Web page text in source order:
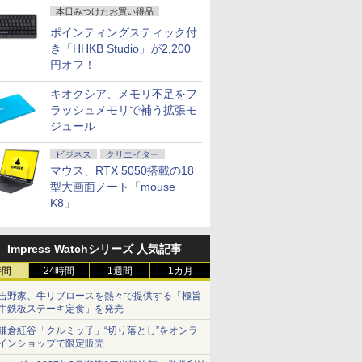
本日みつけたお買い得品
ポインティングスティック付
き「HHKB Studio」が2,200
円オフ！
キオクシア、メモリ不足をフ
ラッシュメモリで補う拡張モ
ジュール
ビジネス クリエイター
マウス、RTX 5050搭載の18
型大画面ノート「mouse
K8」
Impress Watchシリーズ 人気記事
24時間 1週間 1カ月
野家、牛リブロースを熱々で提供する「極旨
鉄板ステーキ定食」を発売
倉紅谷「クルミッ子」“切り落とし”をオンラ
ンショップで限定販売